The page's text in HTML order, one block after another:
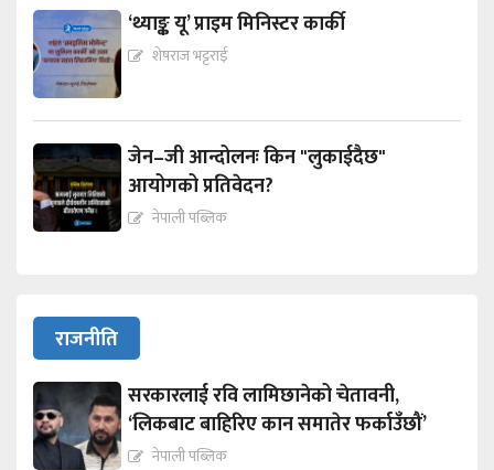
‘थ्याङ्क यू’ प्राइम मिनिस्टर कार्की
शेषराज भट्टराई
जेन–जी आन्दोलनः किन "लुकाईदैछ"
आयोगको प्रतिवेदन?
नेपाली पब्लिक
राजनीति
सरकारलाई रवि लामिछानेको चेतावनी,
‘लिकबाट बाहिरिए कान समातेर फर्काउँछौं’
नेपाली पब्लिक